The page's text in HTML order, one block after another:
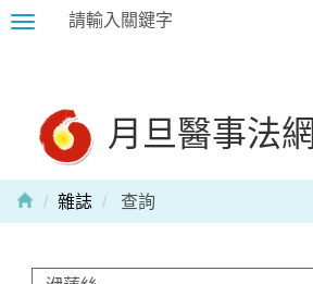
Toggle
月旦醫事法網
雜誌 查詢